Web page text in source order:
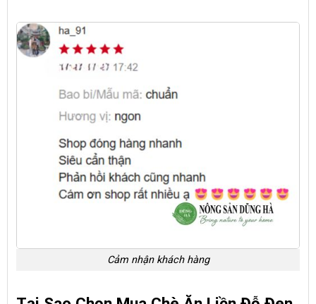
Cảm nhận khách hàng